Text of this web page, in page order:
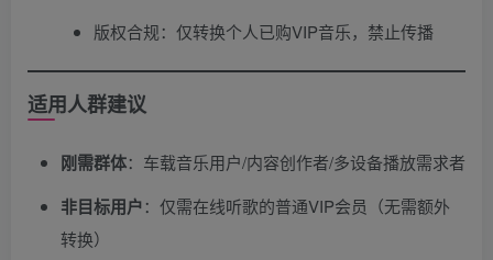
版权合规：仅转换个人已购VIP音乐，禁止传播
适用人群建议
刚需群体​：车载音乐用户/内容创作者/多设备播放需求者
非目标用户​：仅需在线听歌的普通VIP会员（无需额外
转换）